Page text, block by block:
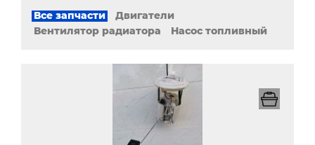
Все запчасти
Двигатели
Вентилятор радиатора
Насос топливный